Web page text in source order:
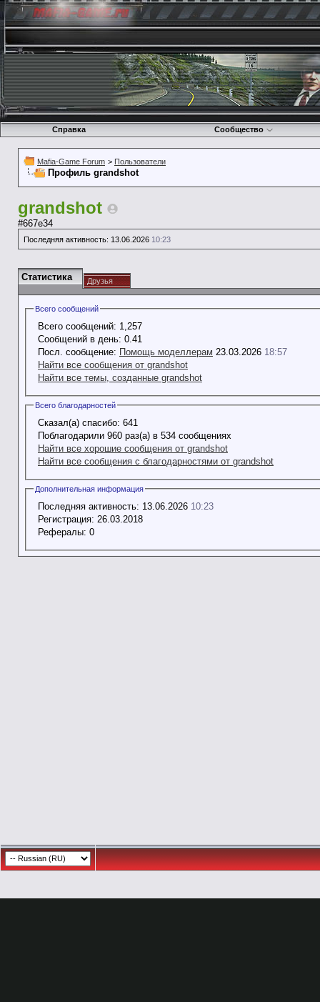
Справка Сообщество
Mafia-Game Forum > Пользователи
Профиль grandshot
grandshot
#667e34
Последняя активность: 13.06.2026 10:23
Статистика Друзья
Всего сообщений
Всего сообщений: 1,257
Сообщений в день: 0.41
Посл. сообщение: Помощь моделлерам 23.03.2026 18:57
Найти все сообщения от grandshot
Найти все темы, созданные grandshot
Всего благодарностей
Сказал(а) спасибо: 641
Поблагодарили 960 раз(а) в 534 сообщениях
Найти все хорошие сообщения от grandshot
Найти все сообщения с благодарностями от grandshot
Дополнительная информация
Последняя активность: 13.06.2026 10:23
Регистрация: 26.03.2018
Рефералы: 0